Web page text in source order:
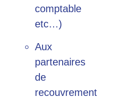
comptable
etc…)
Aux
partenaires
de
recouvrement